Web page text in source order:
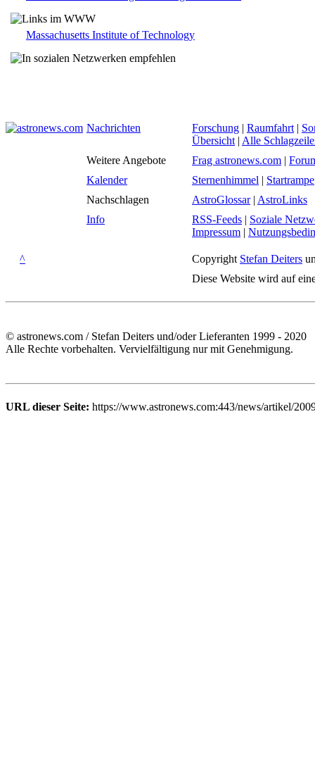
Massachusetts Institute of Technology
Nachrichten Forschung | Raumfahrt |
Übersicht | Alle
Weitere Angebote
Frag astronews.com |
Kalender
Sternenhimmel | Startrampe
Nachschlagen
AstroGlossar| AstroLinks
Info
RSS-Feeds | Soziale
Impressum |
^ Copyright Stefan Deiters
Diese Website wird auf
© astronews.com / Stefan Deiters und/oder Lieferanten 1999 - 2020
Alle Rechte vorbehalten. Vervielfältigung nur mit Genehmigung.
URL dieser Seite: https://www.astronews.com:443/news/artikel/